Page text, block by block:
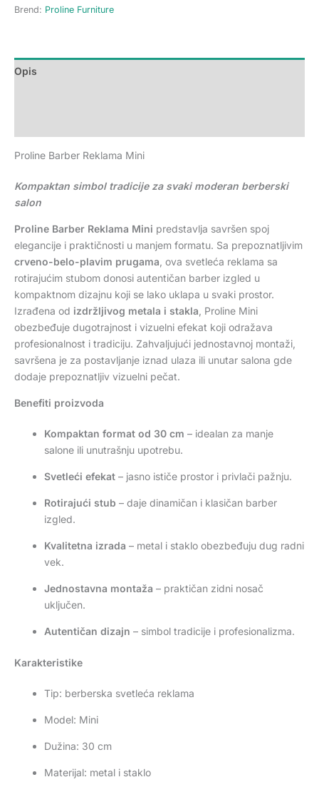
Brend: Proline Furniture
Opis
Proline Barber Reklama Mini
Kompaktan simbol tradicije za svaki moderan berberski
salon
Proline Barber Reklama Mini predstavlja savršen spoj
elegancije i praktičnosti u manjem formatu. Sa prepoznatljivim
crveno-belo-plavim prugama, ova svetleća reklama sa
rotirajućim stubom donosi autentičan barber izgled u
kompaktnom dizajnu koji se lako uklapa u svaki prostor.
Izrađena od izdržljivog metala i stakla, Proline Mini
obezbeđuje dugotrajnost i vizuelni efekat koji odražava
profesionalnost i tradiciju. Zahvaljujući jednostavnoj montaži,
savršena je za postavljanje iznad ulaza ili unutar salona gde
dodaje prepoznatljiv vizuelni pečat.
Benefiti proizvoda
Kompaktan format od 30 cm – idealan za manje
salone ili unutrašnju upotrebu.
Svetleći efekat – jasno ističe prostor i privlači pažnju.
Rotirajući stub – daje dinamičan i klasičan barber
izgled.
Kvalitetna izrada – metal i staklo obezbeđuju dug radni
vek.
Jednostavna montaža – praktičan zidni nosač
uključen.
Autentičan dizajn – simbol tradicije i profesionalizma.
Karakteristike
Tip: berberska svetleća reklama
Model: Mini
Dužina: 30 cm
Materijal: metal i staklo